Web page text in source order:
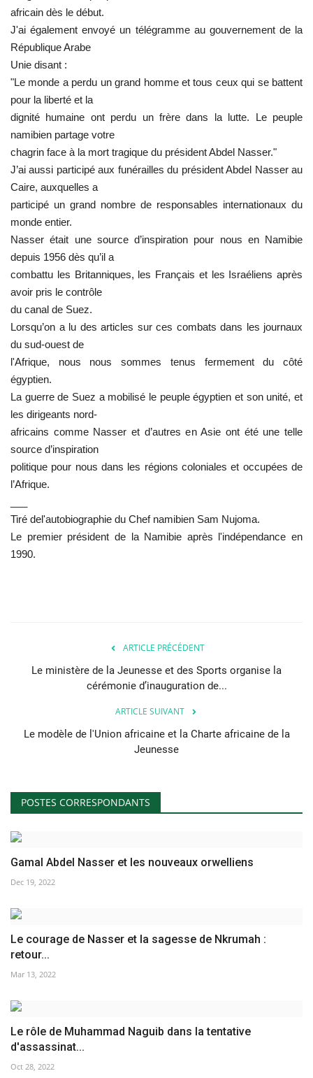
Équipe de travail
Les pionniers
Le citoyen mondial
Documents
L'exposition
Références
Gallery
Nos Partenaires
opportunités
Language
English
French Arabic
africain dès le début.
J'ai également envoyé un télégramme au gouvernement de la
République Arabe
Unie disant :
"Le monde a perdu un grand homme et tous ceux qui se battent
pour la liberté et la
dignité humaine ont perdu un frère dans la lutte. Le peuple
namibien partage votre
chagrin face à la mort tragique du président Abdel Nasser."
J’ai aussi participé aux funérailles du président Abdel Nasser au
Caire, auxquelles a
participé un grand nombre de responsables internationaux du
monde entier.
Nasser était une source d’inspiration pour nous en Namibie
depuis 1956 dès qu’il a
combattu les Britanniques, les Français et les Israéliens après
avoir pris le contrôle
du canal de Suez.
Lorsqu’on a lu des articles sur ces combats dans les journaux
du sud-ouest de
l'Afrique, nous nous sommes tenus fermement du côté
égyptien.
La guerre de Suez a mobilisé le peuple égyptien et son unité, et
les dirigeants nord-
africains comme Nasser et d’autres en Asie ont été une telle
source d’inspiration
politique pour nous dans les régions coloniales et occupées de
l’Afrique.
Tiré del'autobiographie du Chef namibien Sam Nujoma.
Le premier président de la Namibie après l'indépendance en
1990.
ARTICLE PRÉCÉDENT
Le ministère de la Jeunesse et des Sports organise la
cérémonie d’inauguration de...
ARTICLE SUIVANT
Le modèle de l'Union africaine et la Charte africaine de la
Jeunesse
POSTES CORRESPONDANTS
Gamal Abdel Nasser et les nouveaux orwelliens
Dec 19, 2022
Le courage de Nasser et la sagesse de Nkrumah :
retour...
Mar 13, 2022
Le rôle de Muhammad Naguib dans la tentative
d'assassinat...
Oct 28, 2022